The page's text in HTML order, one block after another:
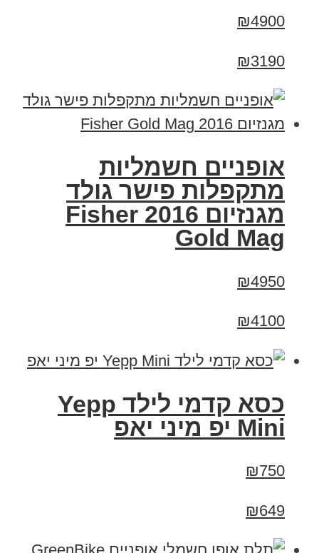
₪4900
₪3190
אופניים חשמליות
מתקפלות פישר גולד
מגנזיום 2016 Fisher
Gold Mag
₪4950
₪4100
כסא קדמי לילד Yepp
Mini יפ מיני יאפ
₪750
₪649